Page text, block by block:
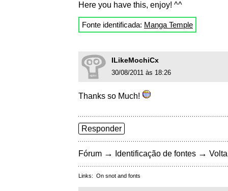
Here you have this, enjoy! ^^
Fonte identificada: Manga Temple
ILikeMochiCx
30/08/2011 às 18:26
Thanks so Much!
Responder
Fórum → Identificação de fontes →
Links: On snot and fonts